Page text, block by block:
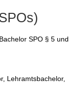
SPO § 5 und
Lehramtsbachelor,